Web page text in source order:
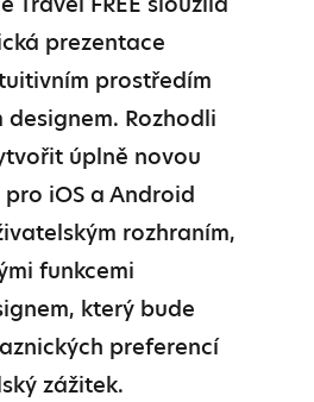
prezentace
prostředím
designem. Rozhodli
úplně novou
iOS a Android
rozhraním,
funkcemi
který bude
preferencí
zážitek.